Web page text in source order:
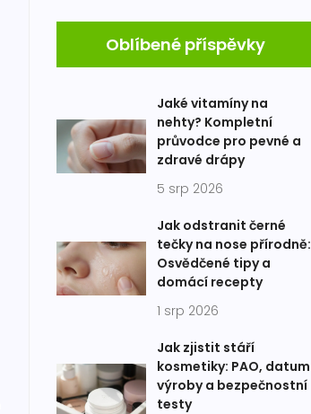
Oblíbené příspěvky
Jaké vitamíny na
nehty? Kompletní
průvodce pro pevné a
zdravé drápy
5 srp 2026
Jak odstranit černé
tečky na nose přírodně:
Osvědčené tipy a
domácí recepty
1 srp 2026
Jak zjistit stáří
kosmetiky: PAO, datum
výroby a bezpečnostní
testy